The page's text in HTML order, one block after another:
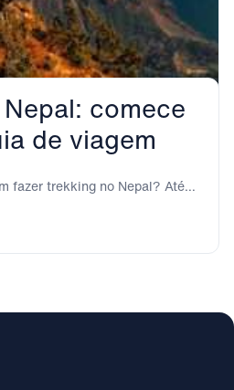
comece
de viagem
fazer trekking no Nepal? Até